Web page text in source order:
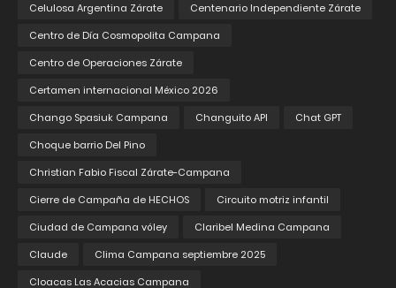
Celulosa Argentina Zárate
Centenario Independiente Zárate
Centro de Día Cosmopolita Campana
Centro de Operaciones Zárate
Certamen internacional México 2026
Chango Spasiuk Campana
Changuito API
Chat GPT
Choque barrio Del Pino
Christian Fabio Fiscal Zárate-Campana
Cierre de Campaña de HECHOS
Circuito motriz infantil
Ciudad de Campana vóley
Claribel Medina Campana
Claude
Clima Campana septiembre 2025
Cloacas Las Acacias Campana